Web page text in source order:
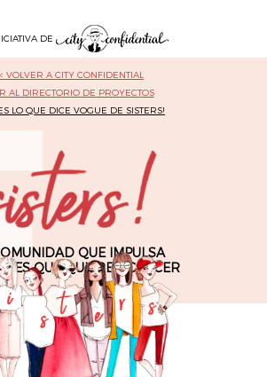
DE
VOLVER A CITY CONFIDENTIAL
AL DIRECTORIO DE PROYECTOS
LO QUE DICE VOGUE DE SISTERS!
QUE IMPULSA
QUE QUIEREN CRECER